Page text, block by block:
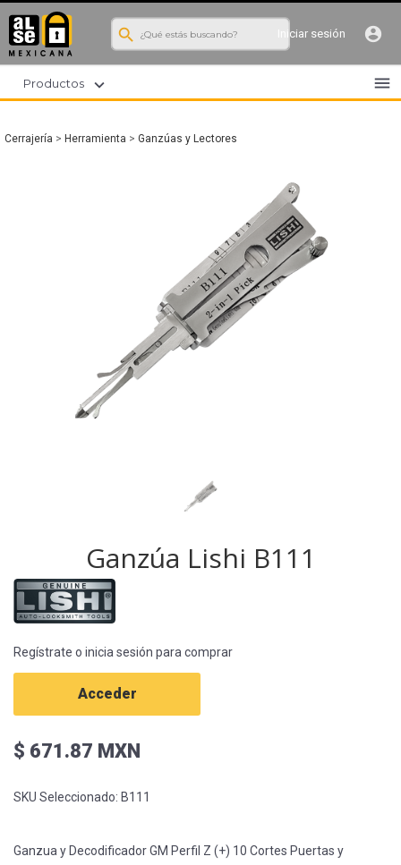
search Iniciar sesión account_circle
menu
Productos expand_more
Cerrajería > Herramienta > Ganzúas y Lectores
Ganzúa Lishi B111
Regístrate o inicia sesión para comprar
Acceder
$ 671.87 MXN
SKU Seleccionado: B111
Ganzua y Decodificador GM Perfil Z (+) 10 Cortes Puertas y